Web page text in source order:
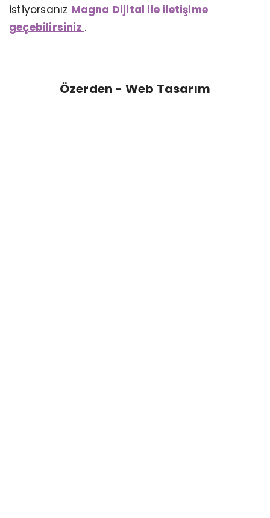
istiyorsanız Magna Dijital ile iletişime
geçebilirsiniz .
Özerden - Web Tasarım